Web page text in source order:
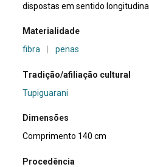
dispostas em sentido longitudinal.
Materialidade
fibra
penas
Tradição/afiliação cultural
Tupiguarani
Dimensões
Comprimento 140 cm
Procedência